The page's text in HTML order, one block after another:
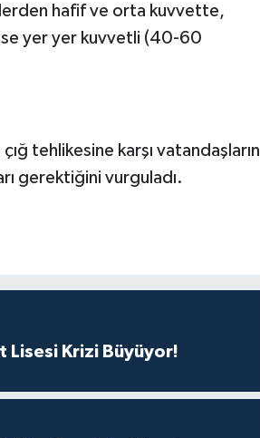
hafif ve orta kuvvette,
yer yer kuvvetli (40-60
tehlikesine karşı vatandaşların
gerektiğini vurguladı.
Lisesi Krizi Büyüyor!